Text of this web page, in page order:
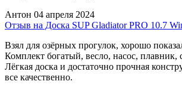
Антон 04 апреля 2024
Отзыв на Доска SUP Gladiator PRO 10.7
Взял для озёрных прогулок, хорошо
Комплект богатый, весло, насос, плавник,
Лёгкая доска и достаточно прочная
все качественно.